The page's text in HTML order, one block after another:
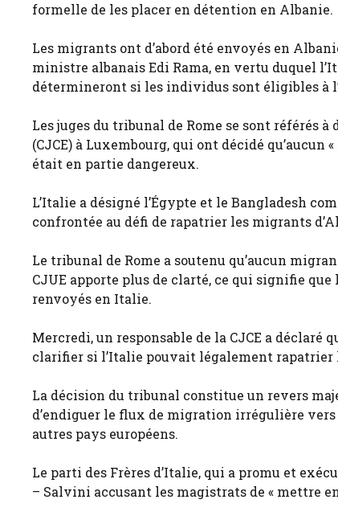
formelle de les placer en détention en Albanie.
Les migrants ont d’abord été envoyés en
ministre albanais Edi Rama, en vertu duquel
détermineront si les individus sont éligibles à
Les juges du tribunal de Rome se sont référés
(CJCE) à Luxembourg, qui ont décidé qu’aucun
était en partie dangereux.
L’Italie a désigné l’Égypte et le Bangladesh
confrontée au défi de rapatrier les migrants
Le tribunal de Rome a soutenu qu’aucun
CJUE apporte plus de clarté, ce qui signifie
renvoyés en Italie.
Mercredi, un responsable de la CJCE a déclaré
clarifier si l’Italie pouvait légalement rapatrier
La décision du tribunal constitue un revers
d’endiguer le flux de migration irrégulière
autres pays européens.
Le parti des Frères d’Italie, qui a promu et
– Salvini accusant les magistrats de « mettre